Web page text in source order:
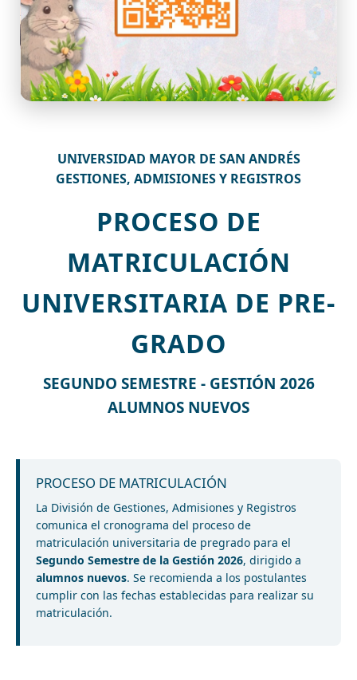
UNIVERSIDAD MAYOR DE SAN ANDRÉS
GESTIONES, ADMISIONES Y REGISTROS
PROCESO DE
MATRICULACIÓN
UNIVERSITARIA DE PRE-
GRADO
SEGUNDO SEMESTRE - GESTIÓN 2026
ALUMNOS NUEVOS
PROCESO DE MATRICULACIÓN
La División de Gestiones, Admisiones y Registros
comunica el cronograma del proceso de
matriculación universitaria de pregrado para el
Segundo Semestre de la Gestión 2026, dirigido a
alumnos nuevos. Se recomienda a los postulantes
cumplir con las fechas establecidas para realizar su
matriculación.